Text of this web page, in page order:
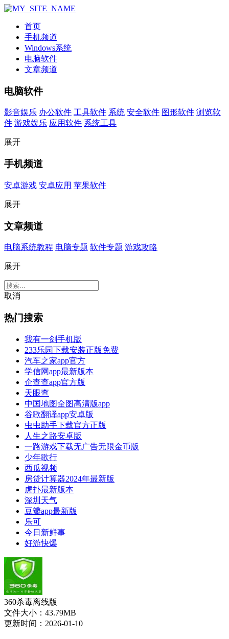
首页
手机频道
Windows系统
电脑软件
文章频道
电脑软件
影音娱乐 办公软件 工具软件 系统 安全软件 图形软件 浏览软
件 游戏娱乐 应用软件 系统工具
展开
手机频道
安卓游戏 安卓应用 苹果软件
展开
文章频道
电脑系统教程 电脑专题 软件专题 游戏攻略
展开
取消
热门搜索
我有一剑手机版
233乐园下载安装正版免费
汽车之家app官方
学信网app最新版本
企查查app官方版
天眼查
中国地图全图高清版app
谷歌翻译app安卓版
虫虫助手下载官方正版
人生之路安卓版
一路游戏下载无广告无限金币版
少年歌行
西瓜视频
房贷计算器2024年最新版
虎扑最新版本
深圳天气
豆瓣app最新版
乐可
今日新鲜事
好游快爆
360杀毒离线版
文件大小：43.79MB
更新时间：2026-01-10